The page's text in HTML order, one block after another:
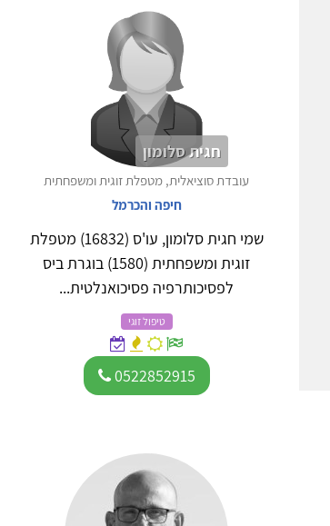
חגית סלומון
עובדת סוציאלית, מטפלת זוגית ומשפחתית
חיפה והכרמל
שמי חגית סלומון, עו'ס (16832) מטפלת
זוגית ומשפחתית (1580) בוגרת ביס
לפסיכותרפיה פסיכואנלטית...
טיפול זוגי
0522852915